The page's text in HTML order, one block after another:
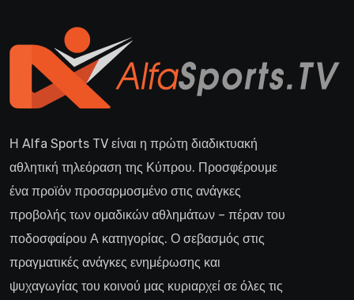
Η Alfa Sports TV είναι η πρώτη διαδικτυακή
αθλητική τηλεόραση της Κύπρου. Προσφέρουμε
ένα προϊόν προσαρμοσμένο στις ανάγκες
προβολής των ομαδικών αθλημάτων – πέραν του
ποδοσφαίρου Α κατηγορίας. Ο σεβασμός στις
πραγματικές ανάγκες ενημέρωσης και
ψυχαγωγίας του κοινού μας κυριαρχεί σε όλες τις